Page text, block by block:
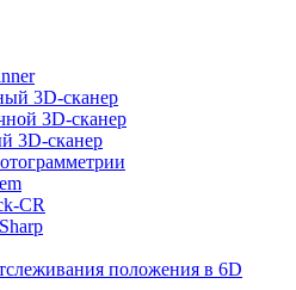
3D-сканер
3D-сканер
3D-сканер
CR
положения в 6D